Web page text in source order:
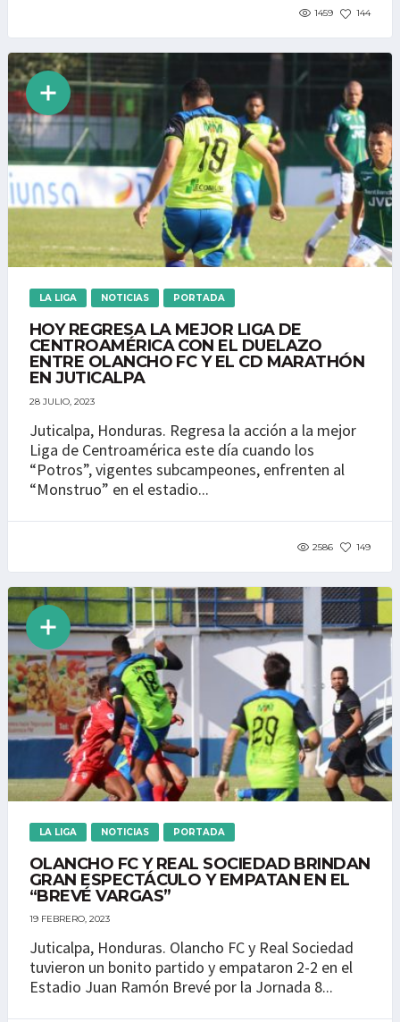
1459 144
LA LIGA NOTICIAS PORTADA
HOY REGRESA LA MEJOR LIGA DE
CENTROAMÉRICA CON EL DUELAZO
ENTRE OLANCHO FC Y EL CD MARATHÓN
EN JUTICALPA
28 JULIO, 2023
Juticalpa, Honduras. Regresa la acción a la mejor
Liga de Centroamérica este día cuando los
“Potros”, vigentes subcampeones, enfrenten al
“Monstruo” en el estadio...
2586 149
LA LIGA NOTICIAS PORTADA
OLANCHO FC Y REAL SOCIEDAD BRINDAN
GRAN ESPECTÁCULO Y EMPATAN EN EL
“BREVÉ VARGAS”
19 FEBRERO, 2023
Juticalpa, Honduras. Olancho FC y Real Sociedad
tuvieron un bonito partido y empataron 2-2 en el
Estadio Juan Ramón Brevé por la Jornada 8...